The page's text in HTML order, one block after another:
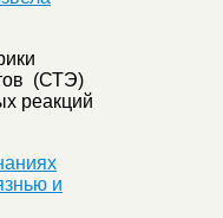
(СТЭ)
реакций
и